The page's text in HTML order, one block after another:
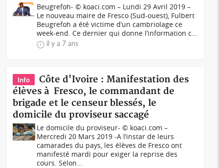
Beugrefoh- © koaci.com – Lundi 29 Avril 2019 –
Le nouveau maire de Fresco (Sud-ouest), Fulbert
Beugrefoh a été victime d’un cambriolage ce
week-end. Ce dernier qui donne l’information c...
il y a 7 ans
Info
Côte d'Ivoire : Manifestation des
élèves à Fresco, le commandant de
brigade et le censeur blessés, le
domicile du proviseur saccagé
Le domicile du proviseur- © koaci.com –
Mercredi 20 Mars 2019 -A l’instar de leurs
camarades du pays, les élèves de Fresco ont
manifesté mardi pour exiger la reprise des
cours. Selon...